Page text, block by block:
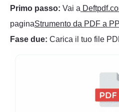
Primo passo: Vai a
paginaStrumento da PDF a
Fase due: Carica il tuo file